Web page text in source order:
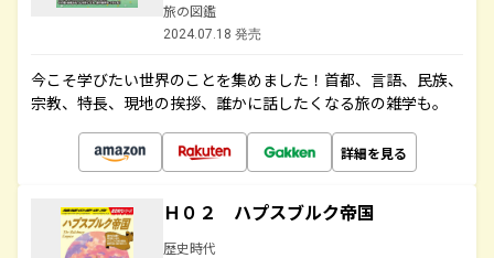
旅の図鑑
2024.07.18 発売
今こそ学びたい世界のことを集めました！首都、言語、民族、
宗教、特長、現地の挨拶、誰かに話したくなる旅の雑学も。
詳細を見る
Ｈ０２ ハプスブルク帝国
歴史時代